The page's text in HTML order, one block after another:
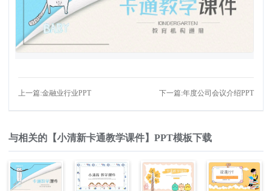
上一篇:金融业行业PPT 下一篇:年度公司会议介绍PPT
与相关的【小清新卡通教学课件】PPT模板下载